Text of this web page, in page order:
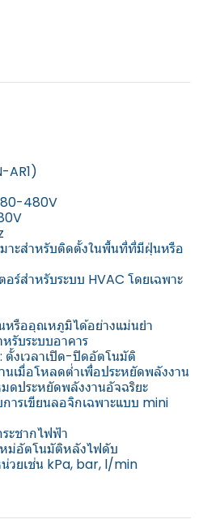
AR1)
480V
าะสำหรับติดตั้งในพื้นที่ที่มีฝุ่นหรือ
อร์สำหรับระบบ HVAC โดยเฉพาะ
หรืออุณหภูมิได้อย่างแม่นยำ
รับระบบอาคาร
งเวลาเปิด-ปิดอัตโนมัติ
เมื่อโหลดต่ำเพื่อประหยัดพลังงาน
ดประหยัดพลังงานอัจฉริยะ
ารเขียนลอจิกเฉพาะแบบ mini
ะชากไฟฟ้า
ม่อัตโนมัติหลังไฟดับ
วยเช่น kPa, bar, l/min